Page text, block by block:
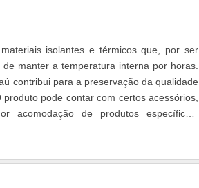
isolantes e térmicos que, por ser
manter a temperatura interna por horas.
contribui para a preservação da qualidade
pode contar com certos acessórios,
acomodação de produtos específicos.